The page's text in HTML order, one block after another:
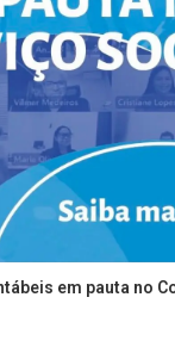
em pauta no